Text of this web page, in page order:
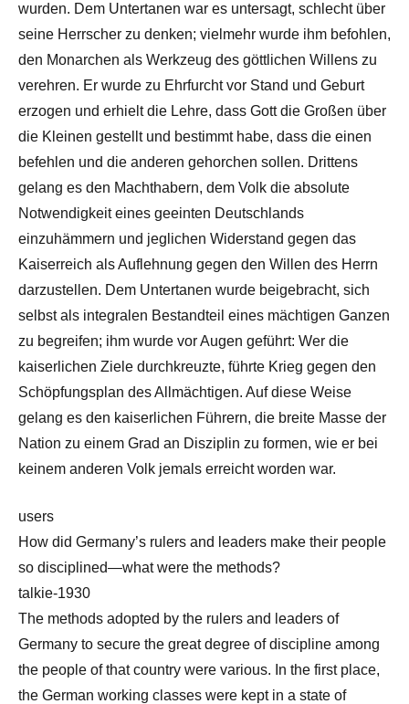
wurden. Dem Untertanen war es untersagt, schlecht über
seine Herrscher zu denken; vielmehr wurde ihm befohlen,
den Monarchen als Werkzeug des göttlichen Willens zu
verehren. Er wurde zu Ehrfurcht vor Stand und Geburt
erzogen und erhielt die Lehre, dass Gott die Großen über
die Kleinen gestellt und bestimmt habe, dass die einen
befehlen und die anderen gehorchen sollen. Drittens
gelang es den Machthabern, dem Volk die absolute
Notwendigkeit eines geeinten Deutschlands
einzuhämmern und jeglichen Widerstand gegen das
Kaiserreich als Auflehnung gegen den Willen des Herrn
darzustellen. Dem Untertanen wurde beigebracht, sich
selbst als integralen Bestandteil eines mächtigen Ganzen
zu begreifen; ihm wurde vor Augen geführt: Wer die
kaiserlichen Ziele durchkreuzte, führte Krieg gegen den
Schöpfungsplan des Allmächtigen. Auf diese Weise
gelang es den kaiserlichen Führern, die breite Masse der
Nation zu einem Grad an Disziplin zu formen, wie er bei
keinem anderen Volk jemals erreicht worden war.
users
How did Germany’s rulers and leaders make their people
so disciplined—what were the methods?
talkie-1930
The methods adopted by the rulers and leaders of
Germany to secure the great degree of discipline among
the people of that country were various. In the first place,
the German working classes were kept in a state of